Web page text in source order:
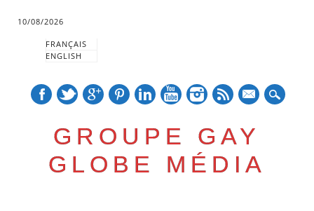
10/08/2026
FRANÇAIS
ENGLISH
GROUPE GAY
GLOBE MÉDIA